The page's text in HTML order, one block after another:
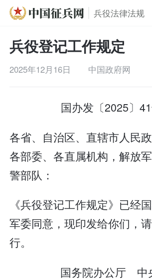
兵役法律法规
兵役登记工作规定
2025年12月16日 中国政府网
国办发〔2025〕
各省、自治区、直辖市人民
各部委、各直属机构，解放
警部队：
《兵役登记工作规定》已经
军委同意，现印发给你们，
行。
国务院办公厅 中